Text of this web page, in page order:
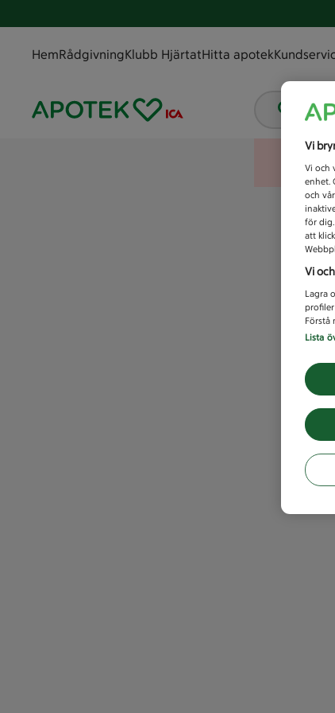
HemRådgivningKlubb HjärtatHitta apotek
Vad
Vi
Vi och
enhet.
och
för
att
Vi
Lagra
Förstå
Lista